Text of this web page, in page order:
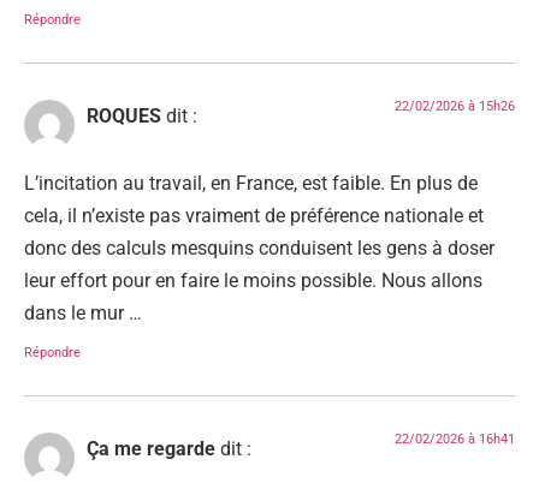
Répondre
ROQUES dit : 22/02/2026 à 15h26
L’incitation au travail, en France, est faible. En plus de
cela, il n’existe pas vraiment de préférence nationale et
donc des calculs mesquins conduisent les gens à doser
leur effort pour en faire le moins possible. Nous allons
dans le mur …
Répondre
Ça me regarde dit : 22/02/2026 à 16h41